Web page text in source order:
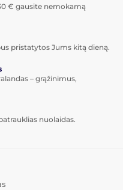
€ gausite nemokamą
pristatytos Jums kitą dieną.
– grąžinimus,
nuolaidas.